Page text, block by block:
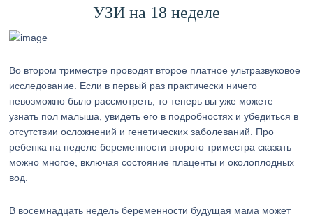
УЗИ на 18 неделе
Во втором триместре проводят второе платное ультразвуковое
исследование. Если в первый раз практически ничего
невозможно было рассмотреть, то теперь вы уже можете
узнать пол малыша, увидеть его в подробностях и убедиться в
отсутствии осложнений и генетических заболеваний. Про
ребенка на неделе беременности второго триместра сказать
можно многое, включая состояние плаценты и околоплодных
вод.
В восемнадцать недель беременности будущая мама может